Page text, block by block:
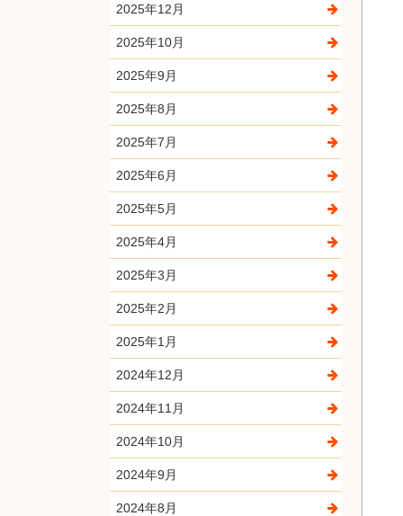
2025年12月
2025年10月
2025年9月
2025年8月
2025年7月
2025年6月
2025年5月
2025年4月
2025年3月
2025年2月
2025年1月
2024年12月
2024年11月
2024年10月
2024年9月
2024年8月